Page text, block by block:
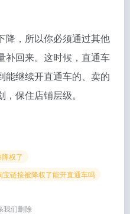
降，所以你必须通过其他
补回来。这时候，直通车
能继续开直通车的、卖的
保住店铺层级。
权了
宝链接被降权了能开直通车吗
我们删除